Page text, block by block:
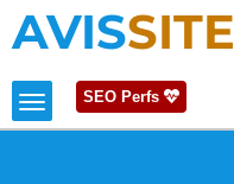
AVISSITE
SEO Perfs